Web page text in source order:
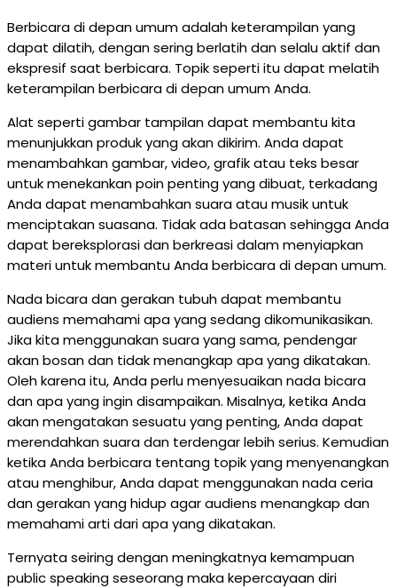
Berbicara di depan umum adalah keterampilan yang
dapat dilatih, dengan sering berlatih dan selalu aktif dan
ekspresif saat berbicara. Topik seperti itu dapat melatih
keterampilan berbicara di depan umum Anda.
Alat seperti gambar tampilan dapat membantu kita
menunjukkan produk yang akan dikirim. Anda dapat
menambahkan gambar, video, grafik atau teks besar
untuk menekankan poin penting yang dibuat, terkadang
Anda dapat menambahkan suara atau musik untuk
menciptakan suasana. Tidak ada batasan sehingga Anda
dapat bereksplorasi dan berkreasi dalam menyiapkan
materi untuk membantu Anda berbicara di depan umum.
Nada bicara dan gerakan tubuh dapat membantu
audiens memahami apa yang sedang dikomunikasikan.
Jika kita menggunakan suara yang sama, pendengar
akan bosan dan tidak menangkap apa yang dikatakan.
Oleh karena itu, Anda perlu menyesuaikan nada bicara
dan apa yang ingin disampaikan. Misalnya, ketika Anda
akan mengatakan sesuatu yang penting, Anda dapat
merendahkan suara dan terdengar lebih serius. Kemudian
ketika Anda berbicara tentang topik yang menyenangkan
atau menghibur, Anda dapat menggunakan nada ceria
dan gerakan yang hidup agar audiens menangkap dan
memahami arti dari apa yang dikatakan.
Ternyata seiring dengan meningkatnya kemampuan
public speaking seseorang maka kepercayaan diri